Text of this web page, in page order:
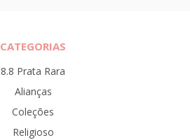
CATEGORIAS
8.8 Prata Rara
Alianças
Coleções
Religioso